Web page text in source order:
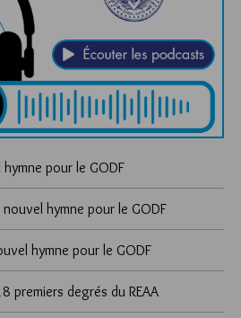
pour le GODF
nouvel hymne pour le GODF
hymne pour le GODF
premiers degrés du REAA